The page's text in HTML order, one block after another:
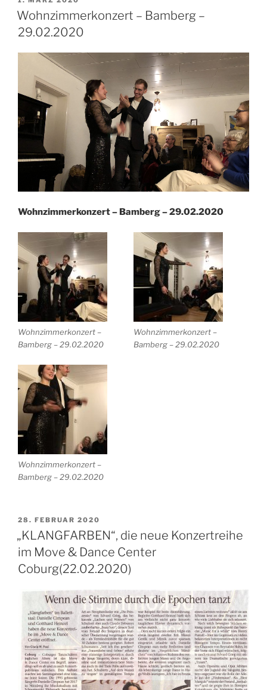
AM
Wohnzimmerkonzert – Bamberg –
29.02.2020
Wohnzimmerkonzert – Bamberg – 29.02.2020
Wohnzimmerkonzert –
Bamberg – 29.02.2020
Wohnzimmerkonzert –
Bamberg – 29.02.2020
Wohnzimmerkonzert –
Bamberg – 29.02.2020
VERÖFFENTLICHT
AM
28. FEBRUAR 2020
„KLANGFARBEN“, die neue Konzertreihe
im Move & Dance Center
Coburg(22.02.2020)